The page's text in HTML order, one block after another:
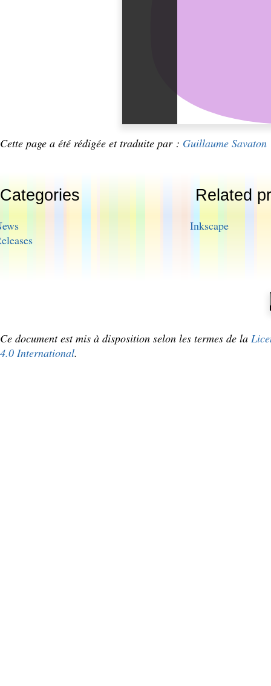
Cette page a été rédigée et traduite par : Guillaume Savaton
Categories Related
Inkscape
Ce document est mis à disposition selon les termes de la
4.0 International.